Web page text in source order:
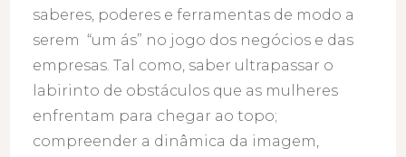
saberes, poderes e ferramentas de modo a
serem “um ás” no jogo dos negócios e das
empresas. Tal como, saber ultrapassar o
labirinto de obstáculos que as mulheres
enfrentam para chegar ao topo;
compreender a dinâmica da imagem,